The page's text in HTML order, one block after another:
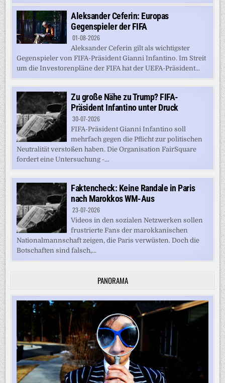
Aleksander Ceferin: Europas
Gegenspieler der FIFA
01-08-2026
Aleksander Ceferin gilt als wichtigster
Gegenspieler von FIFA-Präsident Gianni Infantino. Im Streit
um die Investorenpläne der FIFA hat der UEFA-Präsident...
Zu große Nähe zu Trump? FIFA-
Präsident Infantino unter Druck
30-07-2026
FIFA-Präsident Gianni Infantino soll
mehrfach gegen die Pflicht zur politischen
Neutralität verstoßen haben. Die Organisation FairSquare
fordert eine Untersuchung -...
Faktencheck: Keine Randale in Paris
nach Marokkos WM-Aus
23-07-2026
Videos in den sozialen Netzwerken sollen
frustrierte Fans der marokkanischen
Nationalmannschaft zeigen, die Paris verwüsten. Doch die
Botschaften sind falsch,...
PANORAMA